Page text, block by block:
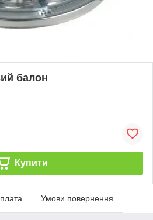
балон
Купити
Умови повернення